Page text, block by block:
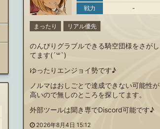
戦力
-
まったり リアル優先
のんびりグラブルできる騎空団様をさがし
てます(´꒳`)
ゆったりエンジョイ勢です♪
ノルマはおしごとで達成できない可能性が
高いので無しのところを探してます。
外部ツールは聞き専でDiscord可能です♪
2026年8月4日 15:12